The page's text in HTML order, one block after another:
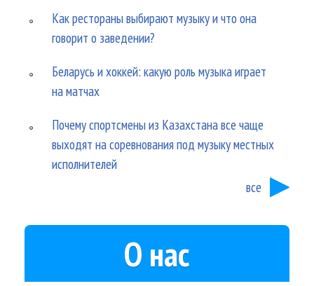
Как рестораны выбирают музыку и что она
говорит о заведении?
Беларусь и хоккей: какую роль музыка играет
на матчах
Почему спортсмены из Казахстана все чаще
выходят на соревнования под музыку местных
исполнителей
все
О нас